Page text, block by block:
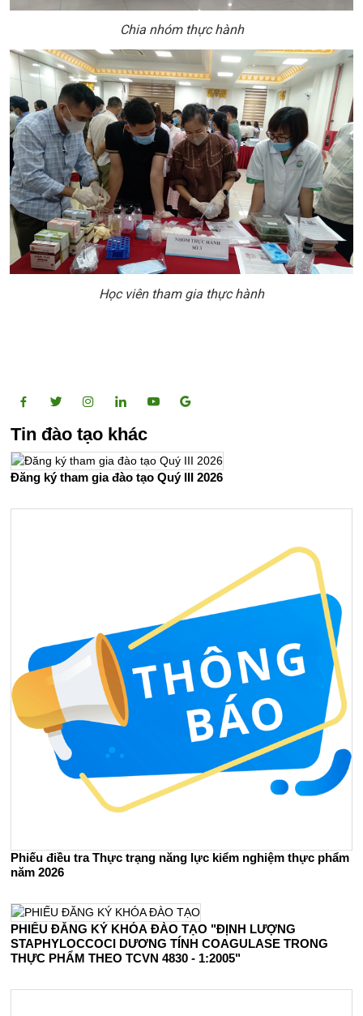
Chia nhóm thực hành
Học viên tham gia thực hành
Tin đào tạo khác
Đăng ký tham gia đào tạo Quý III 2026
Phiếu điều tra Thực trạng năng lực kiểm nghiệm thực phẩm
năm 2026
PHIẾU ĐĂNG KÝ KHÓA ĐÀO TẠO "ĐỊNH LƯỢNG
STAPHYLOCCOCI DƯƠNG TÍNH COAGULASE TRONG
THỰC PHẨM THEO TCVN 4830 - 1:2005"